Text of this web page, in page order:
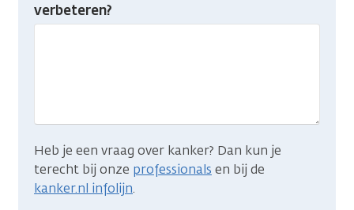
gevonden
verbeteren?
Heb je een vraag over kanker? Dan kun je
terecht bij onze professionals en bij de
kanker.nl infolijn.